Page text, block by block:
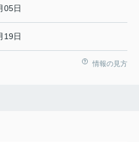
05日
19日
情報の見方